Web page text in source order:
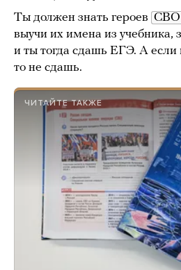
Ты должен знать героев СВО
выучи их имена из учебника,
и ты тогда сдашь ЕГЭ. А если
то не сдашь.
ЧИТАЙТЕ ТАКЖЕ